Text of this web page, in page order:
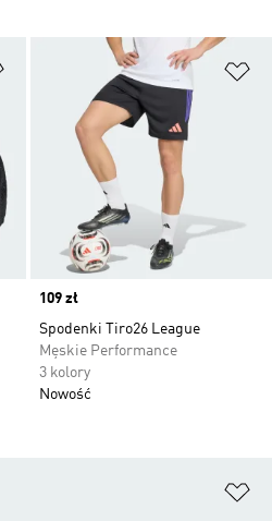
Dodaj do listy życzeń
Price
109 zł
Spodenki Tiro26 League
Męskie Performance
3 kolory
Nowość